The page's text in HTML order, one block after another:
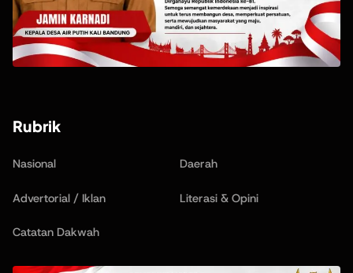
Rubrik
Nasional Daerah
Advertorial / Iklan Literasi & Opini
Catatan Dakwah